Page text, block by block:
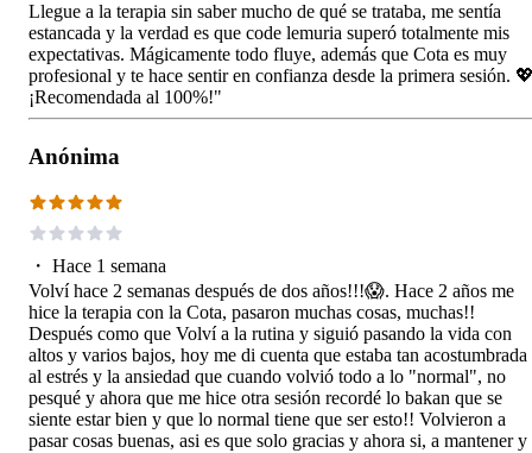
Llegue a la terapia sin saber mucho de qué se trataba, me sentía
estancada y la verdad es que code lemuria superó totalmente mis
expectativas. Mágicamente todo fluye, además que Cota es muy
profesional y te hace sentir en confianza desde la primera sesión.
¡Recomendada al 100%!"
Anónima
・ Hace 1 semana
Volví hace 2 semanas después de dos años!!!😱. Hace 2 años me
hice la terapia con la Cota, pasaron muchas cosas, muchas!!
Después como que Volví a la rutina y siguió pasando la vida con
altos y varios bajos, hoy me di cuenta que estaba tan acostumbrada
al estrés y la ansiedad que cuando volvió todo a lo "normal", no
pesqué y ahora que me hice otra sesión recordé lo bakan que se
siente estar bien y que lo normal tiene que ser esto!! Volvieron a
pasar cosas buenas, asi es que solo gracias y ahora si, a mantener y